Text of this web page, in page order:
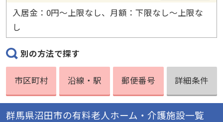
入居金：0円〜上限なし、月額：下限なし〜上限な
し
別の方法で探す
市区町村 沿線・駅 郵便番号 詳細条件
群馬県沼田市の有料老人ホーム・介護施設一覧